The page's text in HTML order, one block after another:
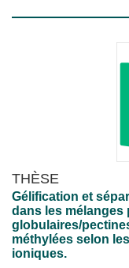
THÈSE
Gélification et
dans les mélanges
globulaires/
méthylées selon
ioniques.